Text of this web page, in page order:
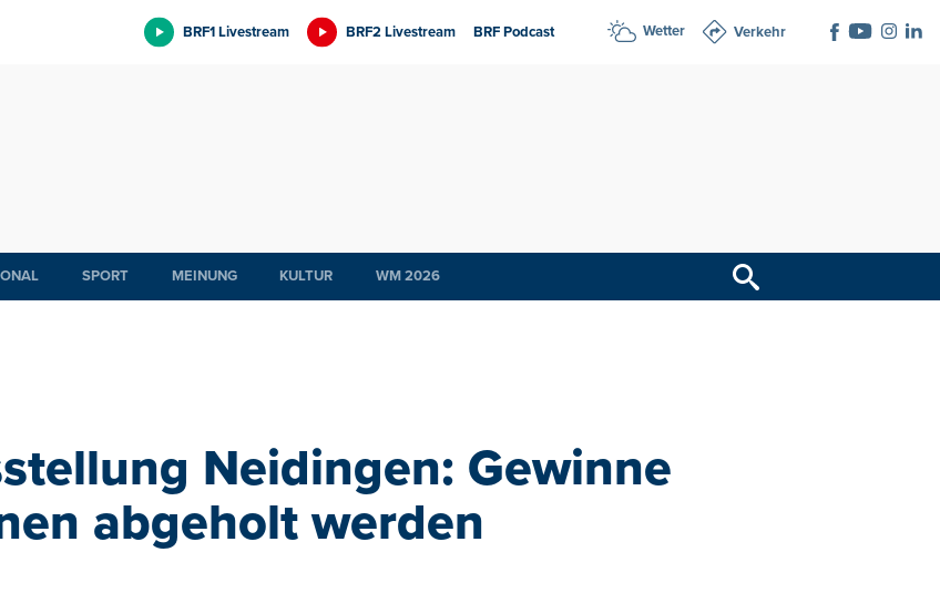
BRF1 Livestream BRF2 Livestream BRF Podcast Wetter Verkehr
SPORT MEINUNG KULTUR WM 2026
Neidingen: Gewinne
abgeholt werden